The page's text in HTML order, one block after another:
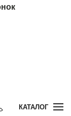
КАТАЛОГ